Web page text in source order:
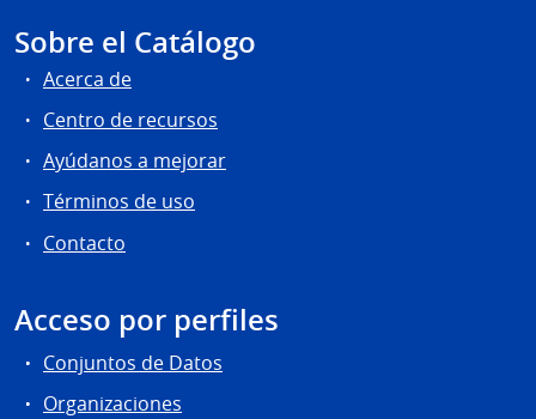
Sobre el Catálogo
Acerca de
Centro de recursos
Ayúdanos a mejorar
Términos de uso
Contacto
Acceso por perfiles
Conjuntos de Datos
Organizaciones